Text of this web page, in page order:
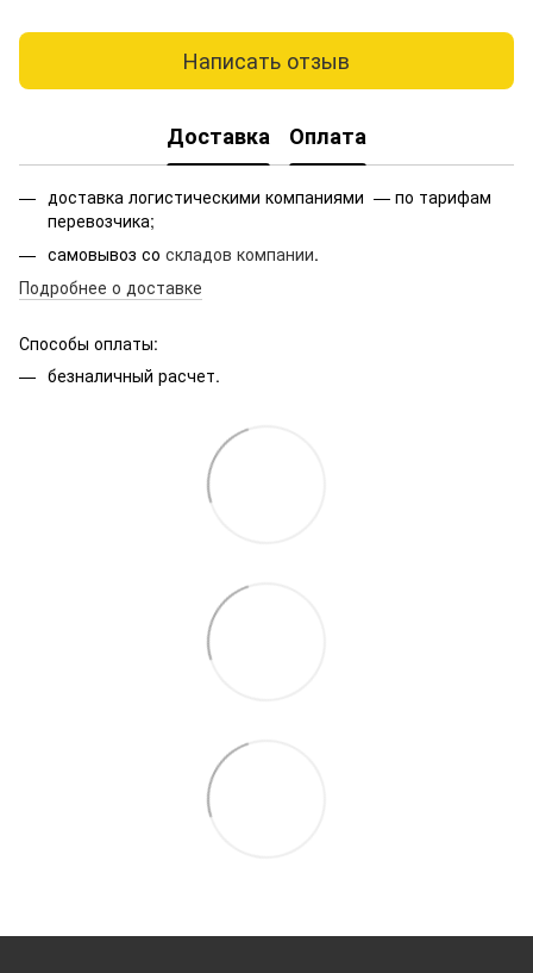
Написать отзыв
Доставка Оплата
доставка логистическими компаниями — по тарифам
перевозчика;
самовывоз со складов компании.
Подробнее о доставке
Способы оплаты:
безналичный расчет.